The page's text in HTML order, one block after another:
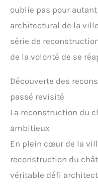
oublie pas pour
architectural de la
série de
de la volonté de se
Découverte des
passé revisité
La reconstruction du
ambitieux
En plein cœur de la
reconstruction du
véritable défi